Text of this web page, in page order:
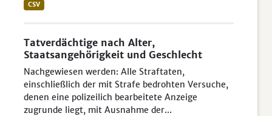
CSV
Tatverdächtige nach Alter,
Staatsangehörigkeit und Geschlecht
Nachgewiesen werden: Alle Straftaten,
einschließlich der mit Strafe bedrohten Versuche,
denen eine polizeilich bearbeitete Anzeige
zugrunde liegt, mit Ausnahme der...